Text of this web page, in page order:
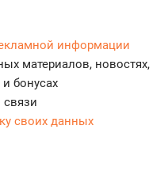
информации
материалов, новостях,
бонусах
своих данных